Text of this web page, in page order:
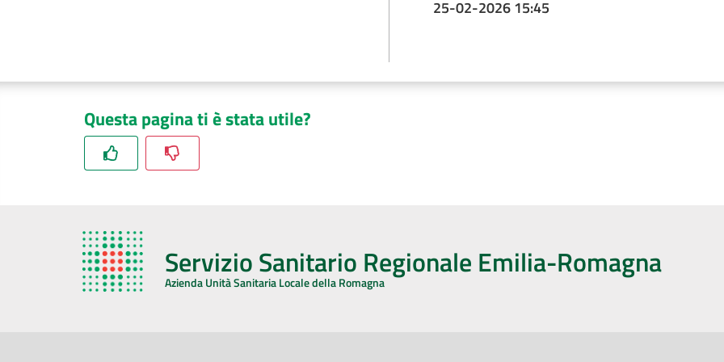
25-02-2026 15:45
Questa pagina ti è stata utile?
Servizio Sanitario Regionale Emilia-Romagna
Azienda Unità Sanitaria Locale della Romagna